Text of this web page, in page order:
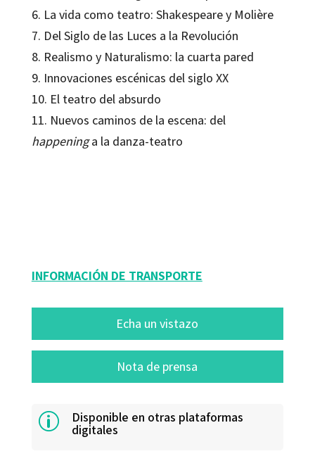
6. La vida como teatro: Shakespeare y Molière
7. Del Siglo de las Luces a la Revolución
8. Realismo y Naturalismo: la cuarta pared
9. Innovaciones escénicas del siglo XX
10. El teatro del absurdo
11. Nuevos caminos de la escena: del
happeninga la danza-teatro
INFORMACIÓN DE TRANSPORTE
Echa un vistazo
Nota de prensa
p Disponible en otras plataformas
digitales